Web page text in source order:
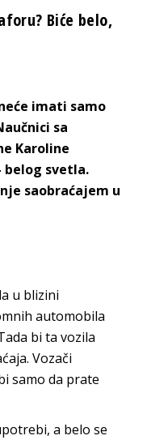
Biće belo,
imati samo
sa
Karoline
belog svetla.
saobraćajem u
u blizini
automobila
bi ta vozila
Vozači
samo da prate
a belo se